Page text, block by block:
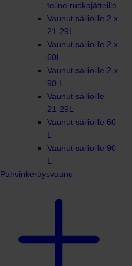
teline ruokajätteille
Vaunut säiliöille 2 x
21-29L
Vaunut säiliöille 2 x
60L
Vaunut säiliöille 2 x
90 L
Vaunut säiliöille
21-29L
Vaunut säiliöille 60
L
Vaunut säiliöille 90
L
Pahvinkeräysvaunu